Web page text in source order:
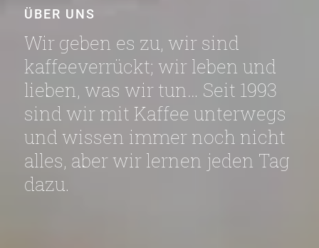
ÜBER UNS
Wir geben es zu, wir sind
kaffeeverrückt; wir leben und
lieben, was wir tun… Seit 1993
sind wir mit Kaffee unterwegs
und wissen immer noch nicht
alles, aber wir lernen jeden Tag
dazu.